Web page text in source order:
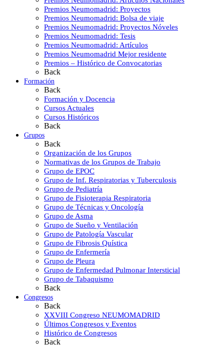
Premios Neumomadrid: Proyectos
Premios Neumomadrid: Bolsa de viaje
Premios Neumomadrid: Proyectos Nóveles
Premios Neumomadrid: Tesis
Premios Neumomadrid: Artículos
Premios Neumomadrid Mejor residente
Premios – Histórico de Convocatorias
Back
Formación
Back
Formación y Docencia
Cursos Actuales
Cursos Históricos
Back
Grupos
Back
Organización de los Grupos
Normativas de los Grupos de Trabajo
Grupo de EPOC
Grupo de Inf. Respiratorias y Tuberculosis
Grupo de Pediatría
Grupo de Fisioterapia Respiratoria
Grupo de Técnicas y Oncología
Grupo de Asma
Grupo de Sueño y Ventilación
Grupo de Patología Vascular
Grupo de Fibrosis Quística
Grupo de Enfermería
Grupo de Pleura
Grupo de Enfermedad Pulmonar Intersticial
Grupo de Tabaquismo
Back
Congresos
Back
XXVIII Congreso NEUMOMADRID
Últimos Congresos y Eventos
Histórico de Congresos
Back